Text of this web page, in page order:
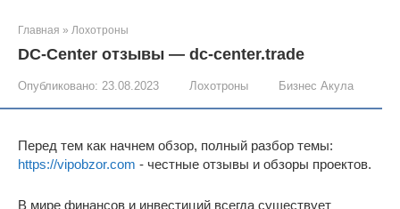
Главная » Лохотроны
DC-Center отзывы — dc-center.trade
Опубликовано: 23.08.2023 Лохотроны Бизнес Акула
Перед тем как начнем обзор, полный разбор темы:
https://vipobzor.com - честные отзывы и обзоры проектов.
В мире финансов и инвестиций всегда существует